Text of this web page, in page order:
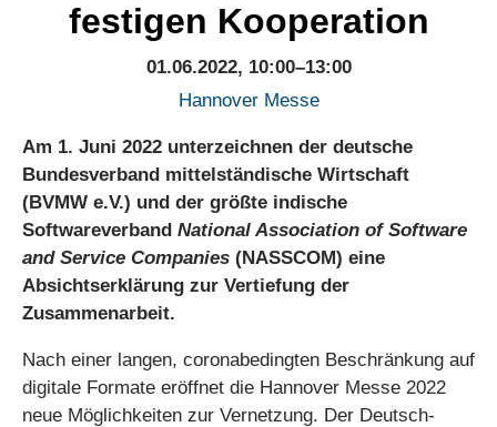
festigen Kooperation
01.06.2022, 10:00–13:00
Hannover Messe
Am 1. Juni 2022 unterzeichnen der deutsche
Bundesverband mittelständische Wirtschaft
(BVMW e.V.) und der größte indische
Softwareverband National Association of Software
and Service Companies (NASSCOM) eine
Absichtserklärung zur Vertiefung der
Zusammenarbeit.
Nach einer langen, coronabedingten Beschränkung auf
digitale Formate eröffnet die Hannover Messe 2022
neue Möglichkeiten zur Vernetzung. Der Deutsch-